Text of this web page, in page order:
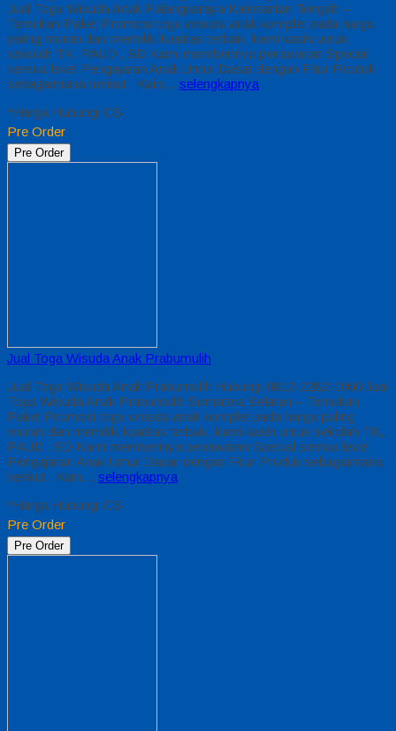
Jual Toga Wisuda Anak Palangkaraya Kalimantan Tengah –
Temukan Paket Promosi toga wisuda anak komplet pada harga
paling murah dan memiliki kualitas terbaik, kami kasih untuk
sekolah TK, PAUD , SD Kami memberinya penawaran Special
semua level Pengajaran Anak Umur Dasar dengan Fitur Produk
sebagaimana berikut : Kain… selengkapnya
*Harga Hubungi CS
Pre Order
Pre Order
Jual Toga Wisuda Anak Prabumulih
Jual Toga Wisuda Anak Prabumulih Hubungi 0812-2282-1060 Jual
Toga Wisuda Anak Prabumulih Sumatera Selatan – Temukan
Paket Promosi toga wisuda anak komplet pada harga paling
murah dan memiliki kualitas terbaik, kami kasih untuk sekolah TK,
PAUD , SD Kami memberinya penawaran Special semua level
Pengajaran Anak Umur Dasar dengan Fitur Produk sebagaimana
berikut : Kain… selengkapnya
*Harga Hubungi CS
Pre Order
Pre Order